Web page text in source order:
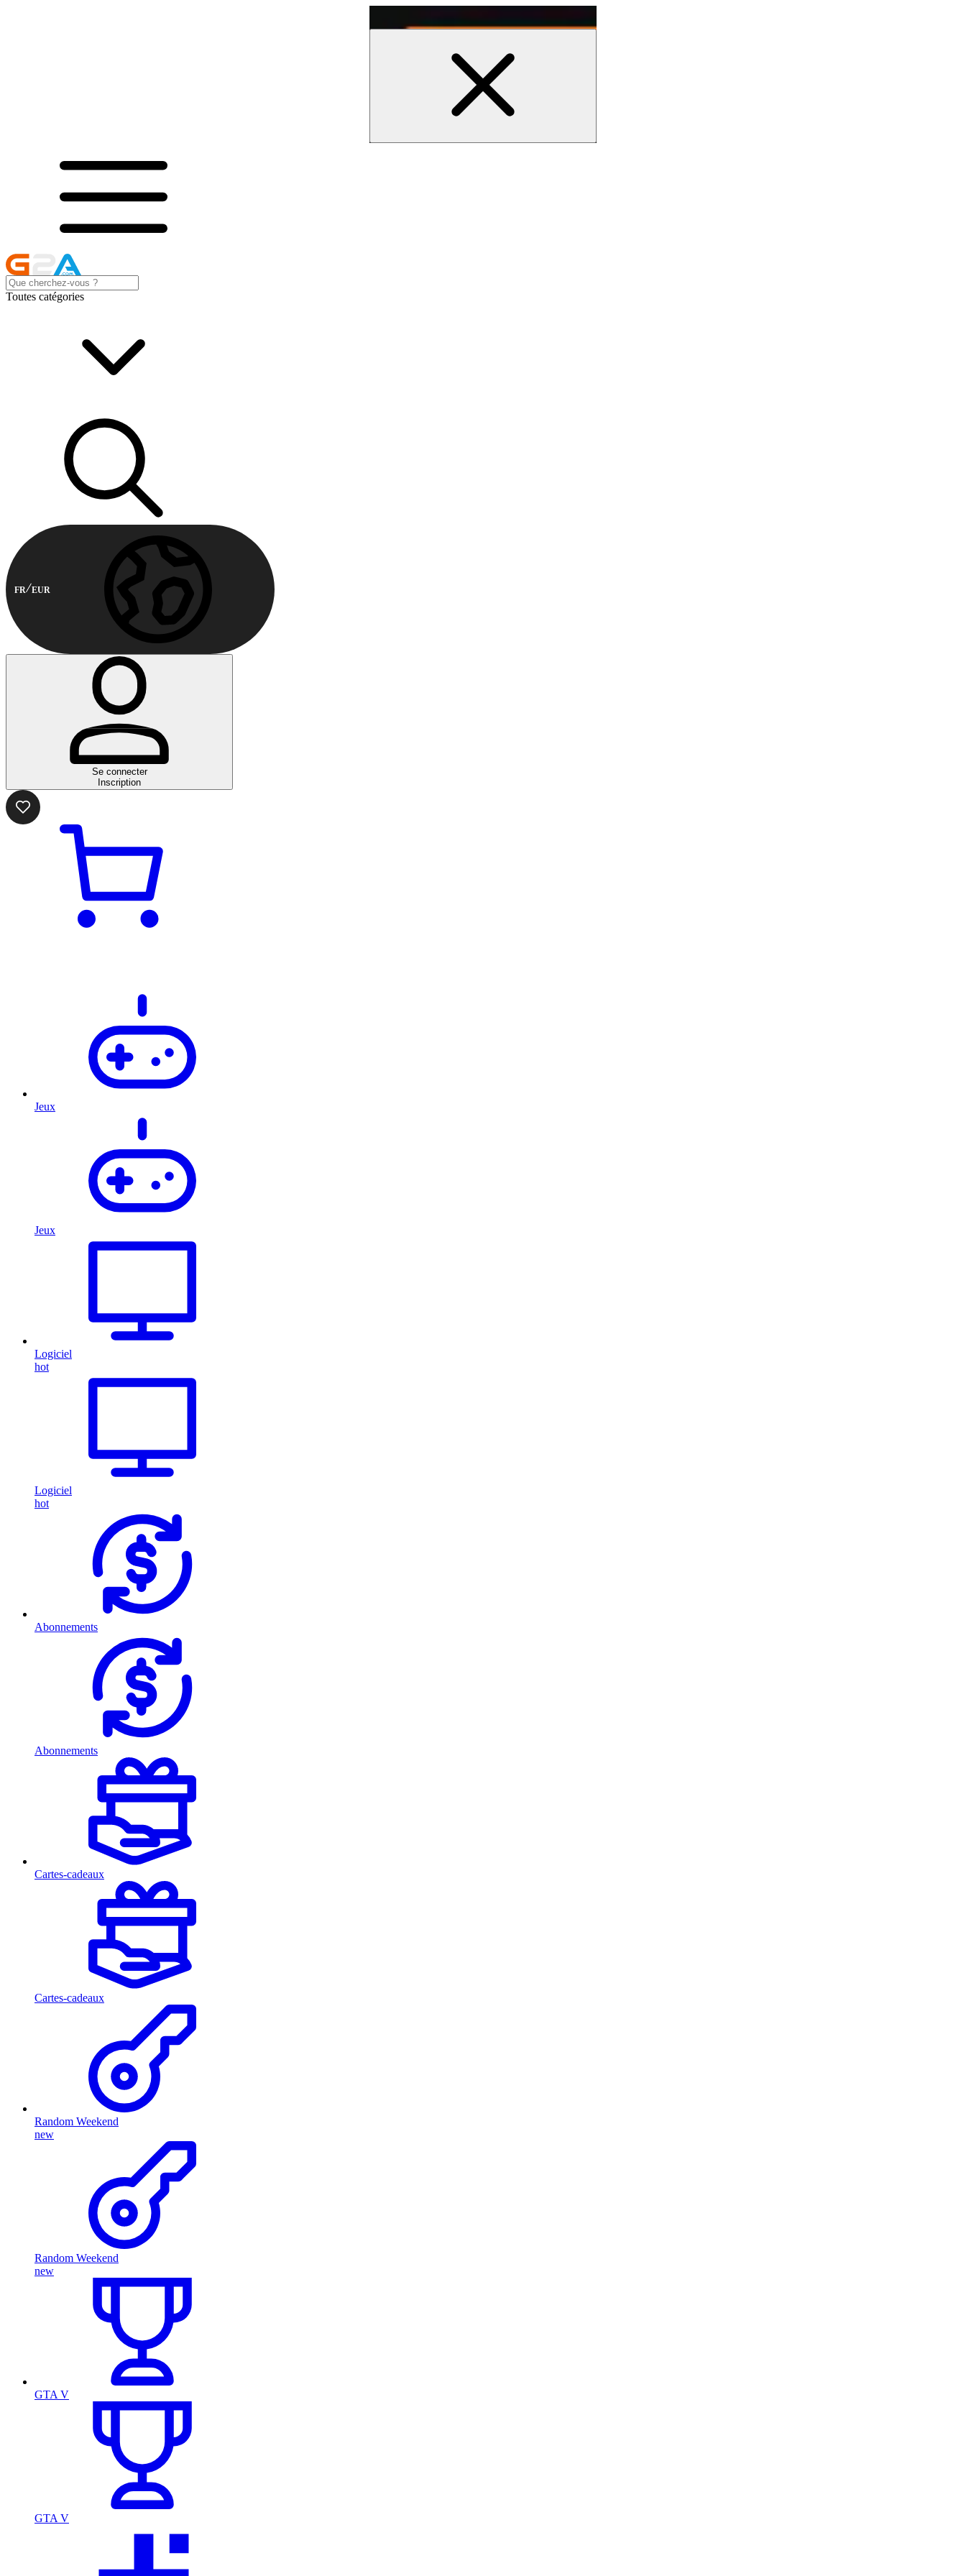
Toutes catégories
FR EUR
Se connecter
Inscription
Jeux
Jeux
Logiciel
hot
Logiciel
hot
Abonnements
Abonnements
Cartes-cadeaux
Cartes-cadeaux
Random Weekend
new
Random Weekend
new
GTA V
GTA V